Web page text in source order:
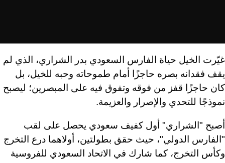
غيّرت الخيل حياة الفارس السعودي بدر الشراري، الذي لم
يقف فقدانه بصره حاجزًا أمام طموحاته وحبه للخيل، بل
كان حاجزًا قفز من فوقه وتفوق فيه على المبصرين؛ ليصبح
نموذجًا للتحدي والإصرار والعزيمة.
أصبح "الشراري" أول كفيف سعودي يحصل على لقب
"الفارس الدولي"، حيث حقق بطولتين، أولاهما درع التخرج
وكأس التخرج، كما شارك في الاتحاد السعودي للفروسية